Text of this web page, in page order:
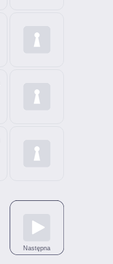
Następna